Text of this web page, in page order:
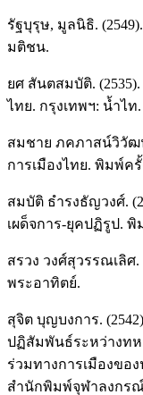
รัฐบุรุษ, มูลนิธิ.
มติชน.
ยศ สันตสมบัติ.
ไทย. กรุงเทพฯ: น้ำไท.
สมชาย ภคภาสน์วิวัฒ
การเมืองไทย. พิมพ์ค
สมบัติ ธำรงธัญวงศ์.
เผด็จการ-ยุคปฏิรูป. พิ
สรวง วงศ์สุวรรณเลิศ
พระอาทิตย์.
สุจิต บุญบงการ.
ปฏิสัมพันธ์ระหว่างทห
ร่วมทางการเมืองขอ
สำนักพิมพ์จุฬาลงกร